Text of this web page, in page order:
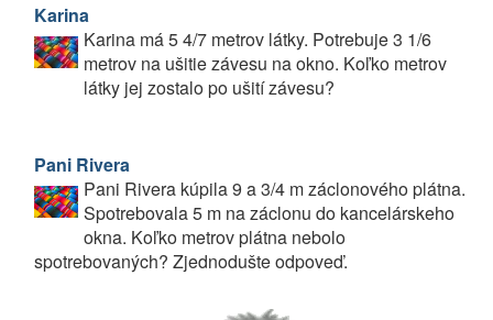
Karina
Karina má 5 4/7 metrov látky. Potrebuje 3 1/6
metrov na ušitie závesu na okno. Koľko metrov
látky jej zostalo po ušití závesu?
Pani Rivera
Pani Rivera kúpila 9 a 3/4 m záclonového plátna.
Spotrebovala 5 m na záclonu do kancelárskeho
okna. Koľko metrov plátna nebolo
spotrebovaných? Zjednodušte odpoveď.